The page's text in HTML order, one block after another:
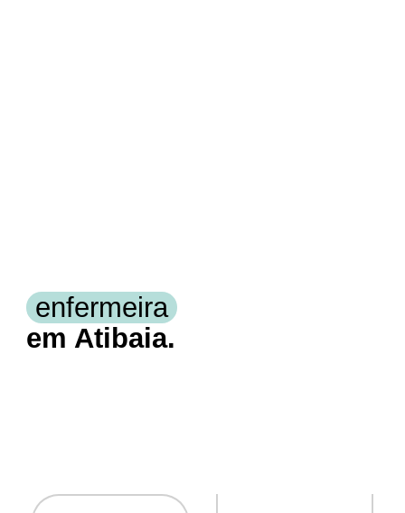
enfermeira
em Atibaia.